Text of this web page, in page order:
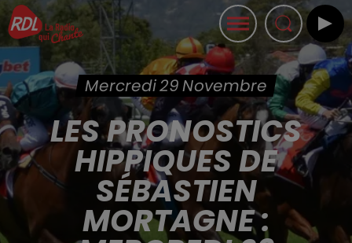
Mercredi 29 Novembre
LES PRONOSTICS
HIPPIQUES DE
SÉBASTIEN
MORTAGNE :